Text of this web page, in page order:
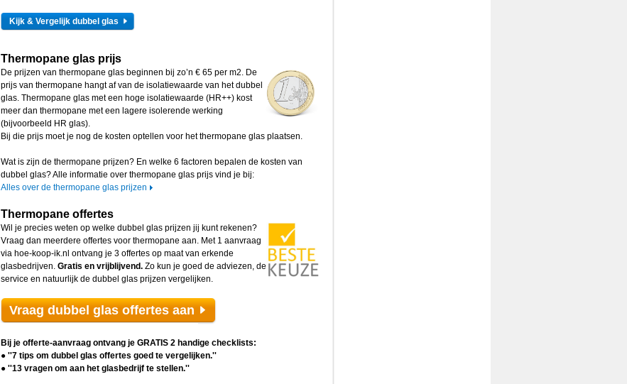
Kijk & Vergelijk dubbel glas
Thermopane glas prijs
De prijzen van thermopane glas beginnen bij zo’n € 65 per m2. De
prijs van thermopane hangt af van de isolatiewaarde van het dubbel
glas. Thermopane glas met een hoge isolatiewaarde (HR++) kost
meer dan thermopane met een lagere isolerende werking
(bijvoorbeeld HR glas).
Bij die prijs moet je nog de kosten optellen voor het thermopane glas plaatsen.
Wat is zijn de thermopane prijzen? En welke 6 factoren bepalen de kosten van
dubbel glas? Alle informatie over thermopane glas prijs vind je bij:
Alles over de thermopane glas prijzen
Thermopane offertes
Wil je precies weten op welke dubbel glas prijzen jij kunt rekenen?
Vraag dan meerdere offertes voor thermopane aan. Met 1 aanvraag
via hoe-koop-ik.nl ontvang je 3 offertes op maat van erkende
glasbedrijven. Gratis en vrijblijvend. Zo kun je goed de adviezen, de
service en natuurlijk de dubbel glas prijzen vergelijken.
Vraag dubbel glas offertes aan
Bij je offerte-aanvraag ontvang je GRATIS 2 handige checklists:
● ''7 tips om dubbel glas offertes goed te vergelijken.''
● ''13 vragen om aan het glasbedrijf te stellen.''